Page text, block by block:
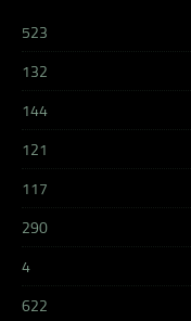
523
132
144
121
117
290
4
622